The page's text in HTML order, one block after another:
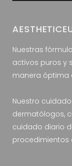
Nuestras
activos puros y
manera óptima
Nuestro
dermatólogos,
cuidado diario
procedimientos